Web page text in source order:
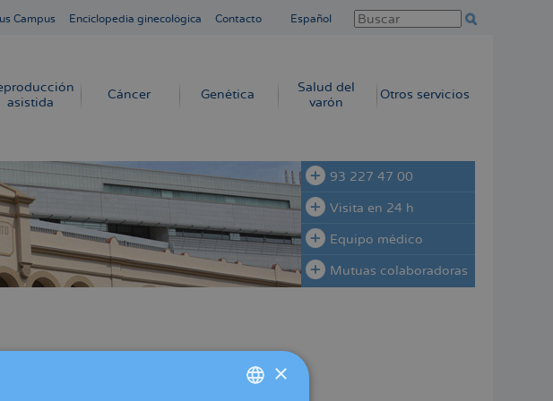
Campus Enciclopedia ginecológica Contacto Español
asistida
Cáncer Genética
Salud del
varón
Otros servicios
93 227 47 00
Visita en 24 h
Equipo médico
Mutuas colaboradoras
×